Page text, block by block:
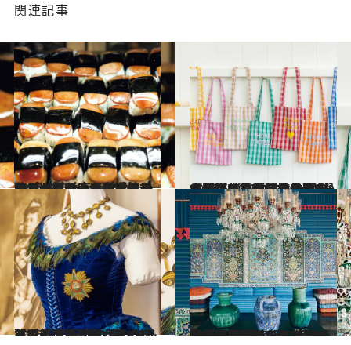
関連記事
2026.6.13
ハワイのローカル人気スーパー【Foodland Farms】は高品質なフードがいっぱい！ 現地で味わい＆おみやげにもなるポップコーンやポケ、スパム柄のトートバッグなども
旅＆お出かけ 2026.6.10
「ハワイみやげの最新大本命！」日系移民の歴史から生まれた伝統チェック「パラカ」。日本でも大活躍の最旬アイテム9選《1ドル台のエコバッグから限定サンダルまで》
旅＆お出かけ
2026.6.12
【ヴィクトリア女王の祝賀で着用】4000羽のクジャクの羽根で彩ったハワイ王妃の“伝説の青いドレス”
旅＆お出かけ 2026.6.8
繊細で色鮮やかな“美”が圧巻！ 新婚旅行でイスラム芸術に魅せられて…女性大富豪がハワイに築いた桃源郷≪知られざるハワイの絶景≫
旅＆お出かけ